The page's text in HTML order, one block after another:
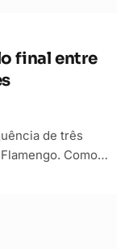
final entre
de três
Como…